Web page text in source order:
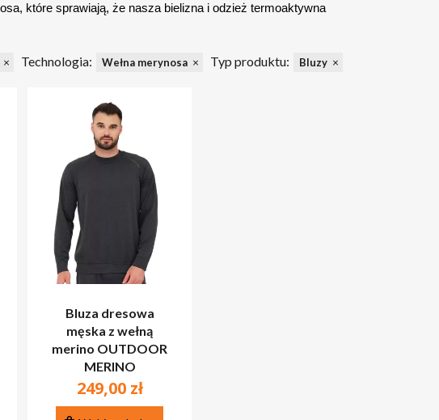
które sprawiają, że nasza bielizna i odzież termoaktywna
Technologia: Wełna merynosa Typ produktu: Bluzy
Bluza dresowa
męska z wełną
merino OUTDOOR
MERINO
249,00 zł